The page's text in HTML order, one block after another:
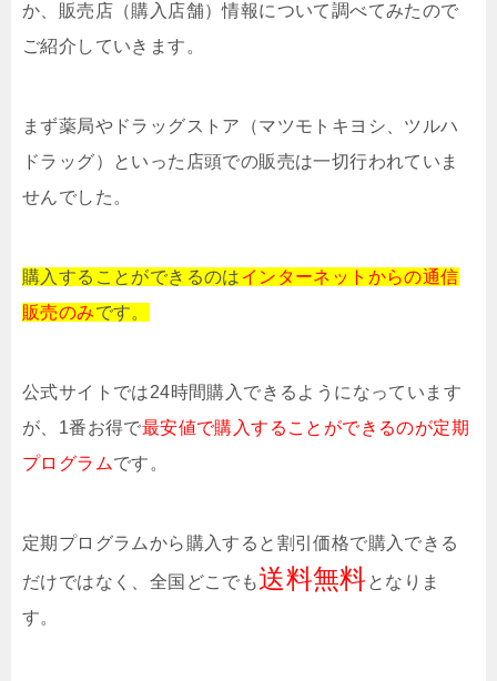
か、販売店（購入店舗）情報について調べてみたので
ご紹介していきます。
まず薬局やドラッグストア（マツモトキヨシ、ツルハ
ドラッグ）といった店頭での販売は一切行われていま
せんでした。
購入することができるのはインターネットからの通信
販売のみです。
公式サイトでは24時間購入できるようになっています
が、1番お得で最安値で購入することができるのが定期
プログラムです。
定期プログラムから購入すると割引価格で購入できる
だけではなく、全国どこでも送料無料となりま
す。